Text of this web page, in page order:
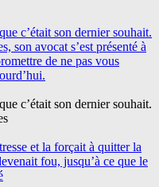
c’était son dernier souhait.
son avocat s’est présenté à
de ne pas vous
c’était son dernier souhait.
et la forçait à quitter la
fou, jusqu’à ce que le